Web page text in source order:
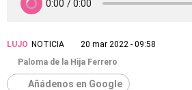
LUJO NOTICIA
20 mar 2022 - 09:58
Paloma de la Hija Ferrero
Añádenos en Google